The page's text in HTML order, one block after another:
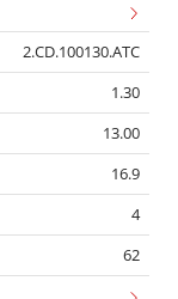
2.CD.100130.ATC
1.30
13.00
16.9
4
62